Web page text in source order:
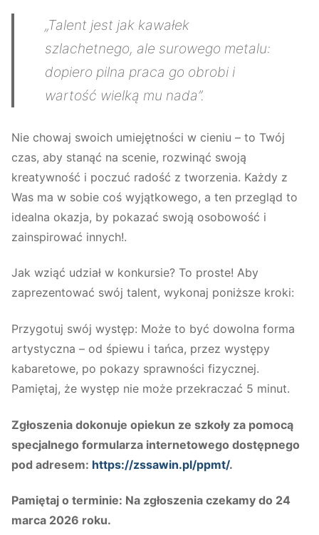
„Talent jest jak kawałek
szlachetnego, ale surowego metalu:
dopiero pilna praca go obrobi i
wartość wielką mu nada”.
Nie chowaj swoich umiejętności w cieniu – to Twój
czas, aby stanąć na scenie, rozwinąć swoją
kreatywność i poczuć radość z tworzenia. Każdy z
Was ma w sobie coś wyjątkowego, a ten przegląd to
idealna okazja, by pokazać swoją osobowość i
zainspirować innych!.
Jak wziąć udział w konkursie? To proste! Aby
zaprezentować swój talent, wykonaj poniższe kroki:
Przygotuj swój występ: Może to być dowolna forma
artystyczna – od śpiewu i tańca, przez występy
kabaretowe, po pokazy sprawności fizycznej.
Pamiętaj, że występ nie może przekraczać 5 minut.
Zgłoszenia dokonuje opiekun ze szkoły za pomocą
specjalnego formularza internetowego dostępnego
pod adresem: https://zssawin.pl/ppmt/.
Pamiętaj o terminie: Na zgłoszenia czekamy do 24
marca 2026 roku.